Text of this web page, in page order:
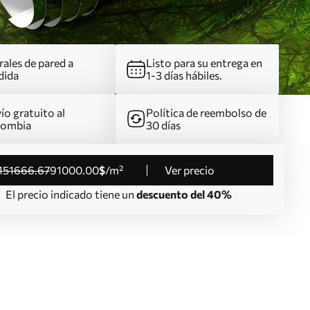
de pared a
Listo para su entrega en
1-3 días hábiles.
gratuito al
Política de reembolso de
30 días
.6791000.00$/m²
Ver precio
El precio indicado tiene un descuento del 40%